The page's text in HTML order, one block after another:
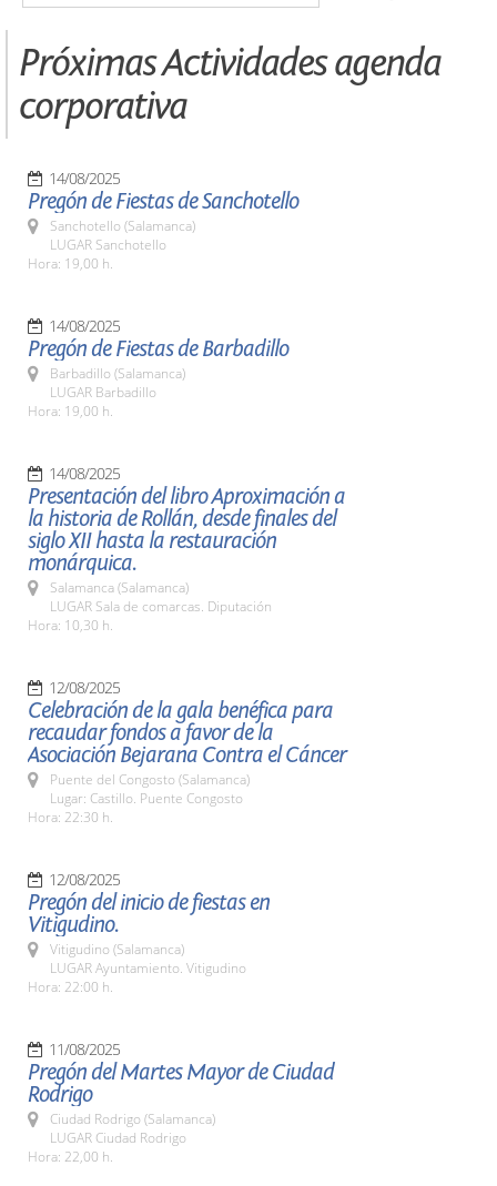
Próximas Actividades agenda
corporativa
14/08/2025
Pregón de Fiestas de Sanchotello
Sanchotello (Salamanca)
LUGAR Sanchotello
Hora: 19,00 h.
14/08/2025
Pregón de Fiestas de Barbadillo
Barbadillo (Salamanca)
LUGAR Barbadillo
Hora: 19,00 h.
14/08/2025
Presentación del libro Aproximación a
la historia de Rollán, desde finales del
siglo XII hasta la restauración
monárquica.
Salamanca (Salamanca)
LUGAR Sala de comarcas. Diputación
Hora: 10,30 h.
12/08/2025
Celebración de la gala benéfica para
recaudar fondos a favor de la
Asociación Bejarana Contra el Cáncer
Puente del Congosto (Salamanca)
Lugar: Castillo. Puente Congosto
Hora: 22:30 h.
12/08/2025
Pregón del inicio de fiestas en
Vitigudino.
Vitigudino (Salamanca)
LUGAR Ayuntamiento. Vitigudino
Hora: 22:00 h.
11/08/2025
Pregón del Martes Mayor de Ciudad
Rodrigo
Ciudad Rodrigo (Salamanca)
LUGAR Ciudad Rodrigo
Hora: 22,00 h.